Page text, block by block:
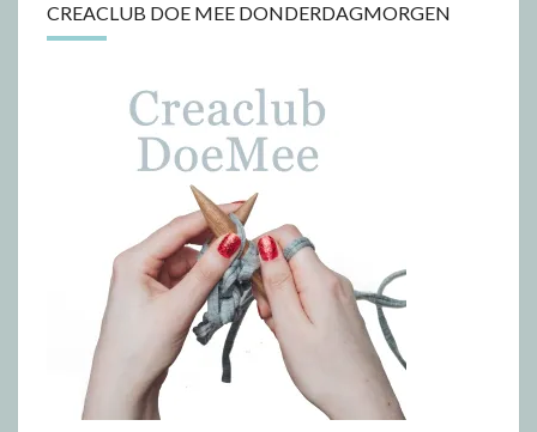
CREACLUB DOE MEE DONDERDAGMORGEN